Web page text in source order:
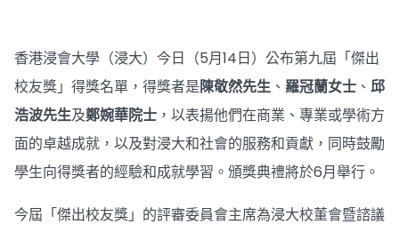
香港浸會大學（浸大）今日（5月14日）公布第九屆「傑出
校友獎」得獎名單，得獎者是陳敬然先生 、 羅冠蘭女士 、 邱
浩波先生及鄭婉華院士 ，以表揚他們在商業、專業或學術方
面的卓越成就，以及對浸大和社會的服務和貢獻，同時鼓勵
學生向得獎者的經驗和成就學習。頒獎典禮將於6月舉行。
今屆「傑出校友獎」的評審委員會主席為浸大校董會暨諮議